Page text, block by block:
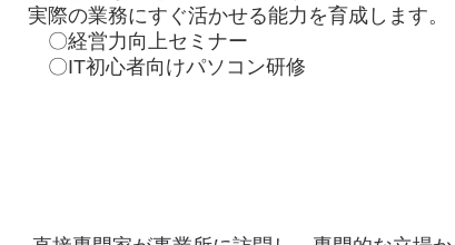
実際の業務にすぐ活かせる能力を育成します。
〇経営力向上セミナー
〇IT初心者向けパソコン研修